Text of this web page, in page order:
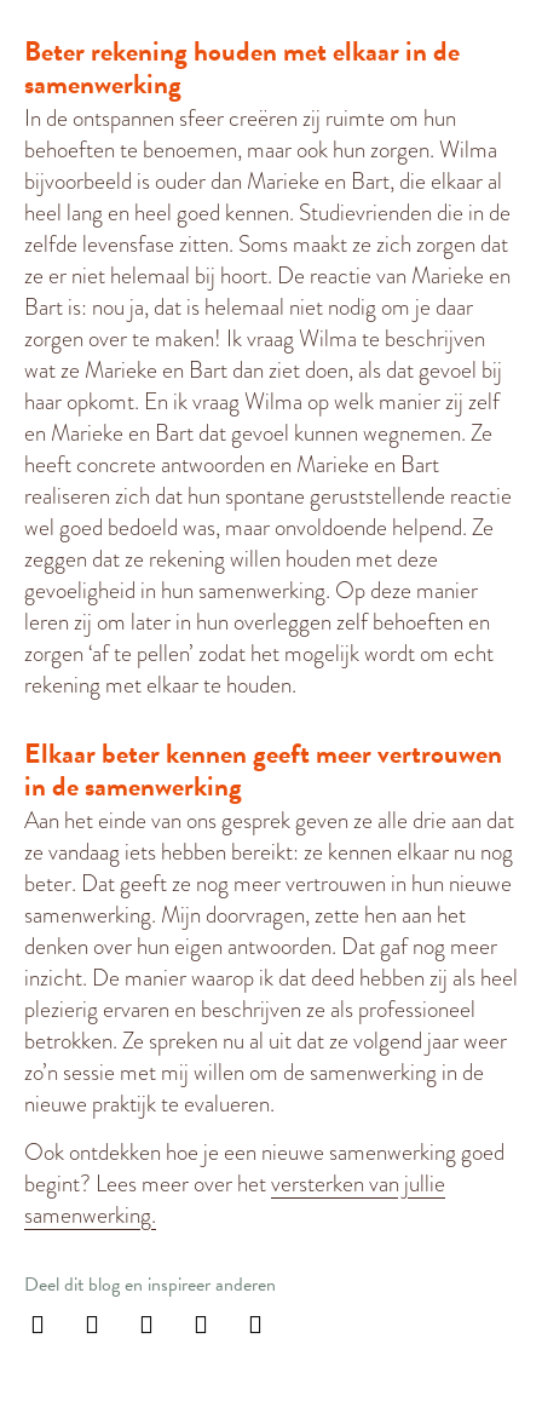
Beter rekening houden met elkaar in de
samenwerking
In de ontspannen sfeer creëren zij ruimte om hun
behoeften te benoemen, maar ook hun zorgen. Wilma
bijvoorbeeld is ouder dan Marieke en Bart, die elkaar al
heel lang en heel goed kennen. Studievrienden die in de
zelfde levensfase zitten. Soms maakt ze zich zorgen dat
ze er niet helemaal bij hoort. De reactie van Marieke en
Bart is: nou ja, dat is helemaal niet nodig om je daar
zorgen over te maken! Ik vraag Wilma te beschrijven
wat ze Marieke en Bart dan ziet doen, als dat gevoel bij
haar opkomt. En ik vraag Wilma op welk manier zij zelf
en Marieke en Bart dat gevoel kunnen wegnemen. Ze
heeft concrete antwoorden en Marieke en Bart
realiseren zich dat hun spontane geruststellende reactie
wel goed bedoeld was, maar onvoldoende helpend. Ze
zeggen dat ze rekening willen houden met deze
gevoeligheid in hun samenwerking. Op deze manier
leren zij om later in hun overleggen zelf behoeften en
zorgen ‘af te pellen’ zodat het mogelijk wordt om echt
rekening met elkaar te houden.
Elkaar beter kennen geeft meer vertrouwen
in de samenwerking
Aan het einde van ons gesprek geven ze alle drie aan dat
ze vandaag iets hebben bereikt: ze kennen elkaar nu nog
beter. Dat geeft ze nog meer vertrouwen in hun nieuwe
samenwerking. Mijn doorvragen, zette hen aan het
denken over hun eigen antwoorden. Dat gaf nog meer
inzicht. De manier waarop ik dat deed hebben zij als heel
plezierig ervaren en beschrijven ze als professioneel
betrokken. Ze spreken nu al uit dat ze volgend jaar weer
zo’n sessie met mij willen om de samenwerking in de
nieuwe praktijk te evalueren.
Ook ontdekken hoe je een nieuwe samenwerking goed
begint? Lees meer over hetversterken van jullie
samenwerking.
Deel dit blog en inspireer anderen